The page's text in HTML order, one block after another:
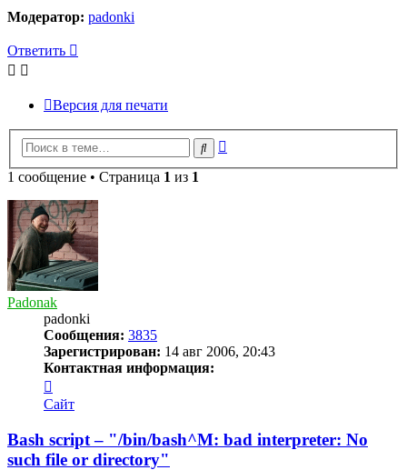
Модератор: padonki
Ответить
Версия для печати
Поиск
1 сообщение • Страница 1 из 1
Padonak
padonki
Сообщения: 3835
Зарегистрирован: 14 авг 2006, 20:43
Контактная информация:
информация
пользователя
Padonak
Сайт
Bash script – "/bin/bash^M: bad interpreter: No
such file or directory"